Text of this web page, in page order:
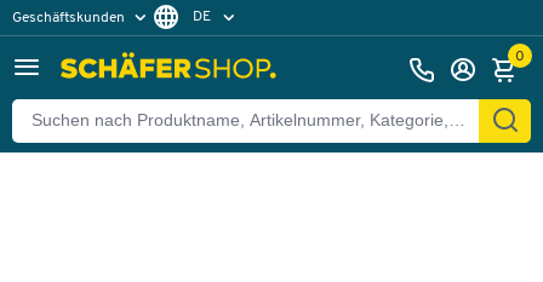
Geschäftskunden DE
0
Zurück